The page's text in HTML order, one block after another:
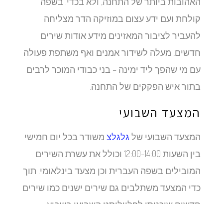
קולחת ועם ידע עצום במוזיקה הדר מצליחה
להעביר לציבור המאזינים מידע אודות שירים
חדשים, מעלה לשידור אמנים ואף משתפת פעולה
עם מי שהפך ליד ימינה – בני כבודי המוכר לרבים
בתור איש הפקקים של התחנה.
המצעד השבועי
המצעד השבועי שלגלגלצמשודר בכל יום חמישי
בין השעות 12:00-14:00 וכולל את עשרת השירים
המובילים בשפה העברית וכן מצעד בינלאומי. תוך
כדי המצעד משתלבים גם שירים ישנים כמו שירים